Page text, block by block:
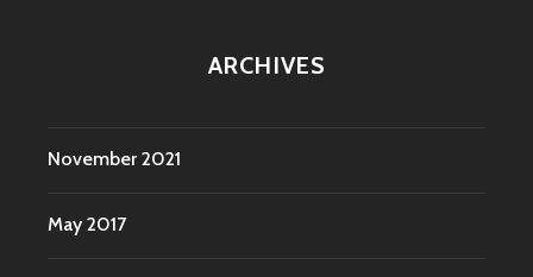
ARCHIVES
November 2021
May 2017